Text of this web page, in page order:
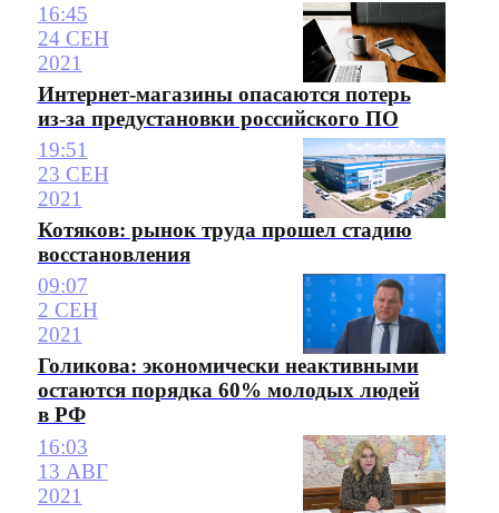
16:45
24 СЕН
2021
Интернет-магазины опасаются потерь
из-за предустановки российского ПО
19:51
23 СЕН
2021
Котяков: рынок труда прошел стадию
восстановления
09:07
2 СЕН
2021
Голикова: экономически неактивными
остаются порядка 60% молодых людей
в РФ
16:03
13 АВГ
2021